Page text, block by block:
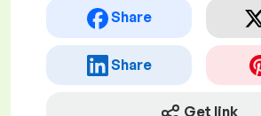
Share
Share
Get link